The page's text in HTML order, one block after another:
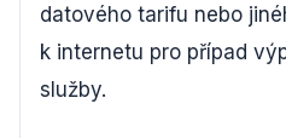
datového tarifu nebo
k internetu pro případ
služby.